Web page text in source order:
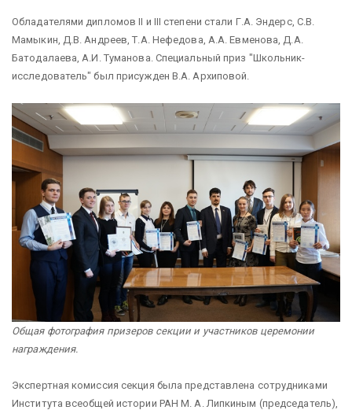
Обладателями дипломов II и III степени стали Г.А. Эндерс, С.В.
Мамыкин, Д.В. Андреев, Т.А. Нефедова, А.А. Евменова, Д.А.
Батодалаева, А.И. Туманова. Специальный приз "Школьник-
исследователь" был присужден В.А. Архиповой.
Общая фотография призеров секции и участников церемонии
награждения.
Экспертная комиссия секция была представлена сотрудниками
Института всеобщей истории РАН М. А. Липкиным (председатель),